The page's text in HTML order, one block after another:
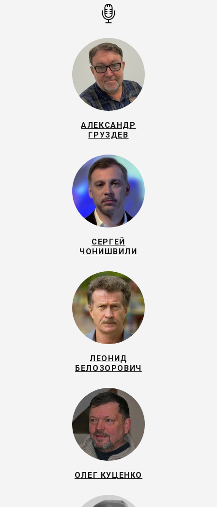
АЛЕКСАНДР
ГРУЗДЕВ
СЕРГЕЙ
ЧОНИШВИЛИ
ЛЕОНИД
БЕЛОЗОРОВИЧ
ОЛЕГ КУЦЕНКО